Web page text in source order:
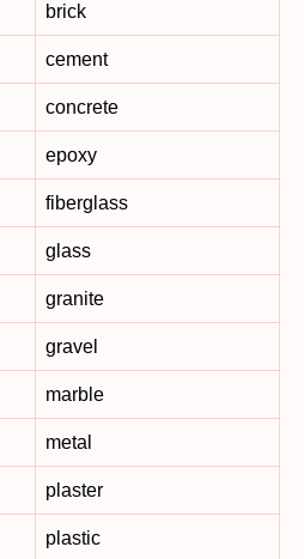
brick
cement
concrete
epoxy
fiberglass
glass
granite
gravel
marble
metal
plaster
plastic